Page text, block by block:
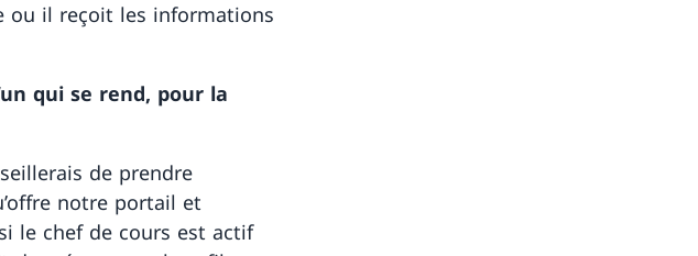
ou il reçoit les informations
qui se rend, pour la
de prendre
notre portail et
le chef de cours est actif